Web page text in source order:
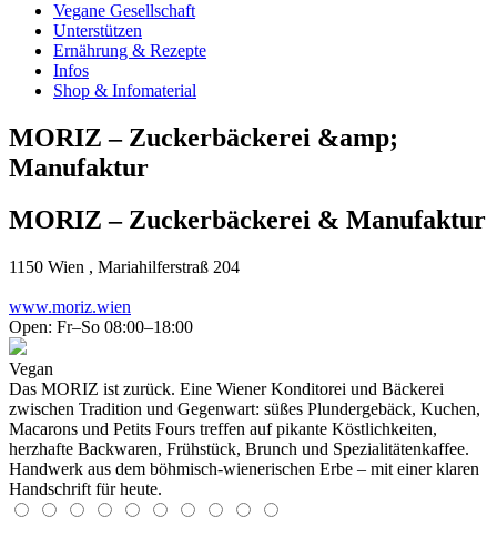
Vegane Gesellschaft
Unterstützen
Ernährung & Rezepte
Infos
Shop & Infomaterial
MORIZ – Zuckerbäckerei &amp;
Manufaktur
MORIZ – Zuckerbäckerei & Manufaktur
1150 Wien , Mariahilferstraß 204
www.moriz.wien
Open: Fr–So 08:00–18:00
Vegan
Das MORIZ ist zurück. Eine Wiener Konditorei und Bäckerei
zwischen Tradition und Gegenwart: süßes Plundergebäck, Kuchen,
Macarons und Petits Fours treffen auf pikante Köstlichkeiten,
herzhafte Backwaren, Frühstück, Brunch und Spezialitätenkaffee.
Handwerk aus dem böhmisch-wienerischen Erbe – mit einer klaren
Handschrift für heute.